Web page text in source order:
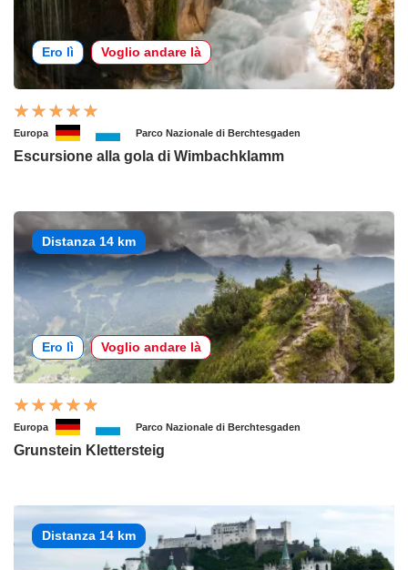
Ero lì Voglio andare là
Europa Parco Nazionale di Berchtesgaden
Escursione alla gola di Wimbachklamm
Distanza 14 km
Ero lì Voglio andare là
Europa Parco Nazionale di Berchtesgaden
Grunstein Klettersteig
Distanza 14 km